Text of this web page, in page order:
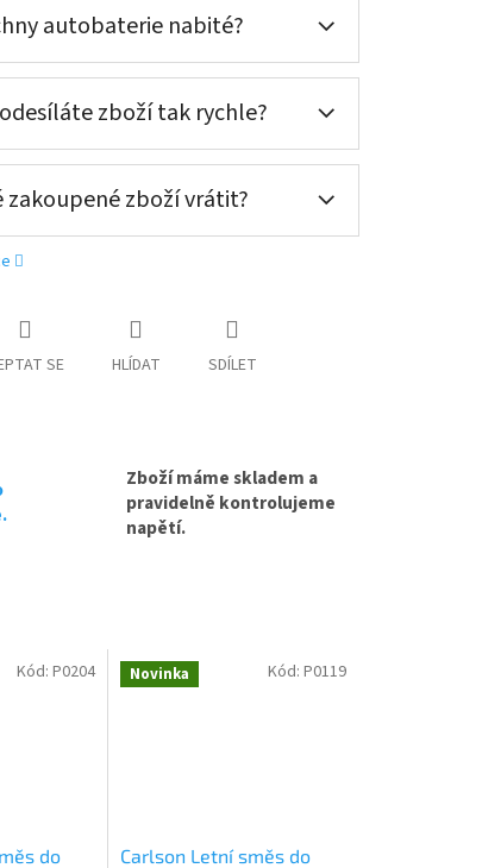
(nepovinné)
(nepovinné)
(nepovinné)
autobaterie nabité?
zboží tak rychle?
zakoupené zboží vrátit?
SE HLÍDAT SDÍLET
Zboží máme skladem a
pravidelně kontrolujeme
napětí.
do
Kód:P0204 Novinka
Carlson Letní směs do
Kód: P0119